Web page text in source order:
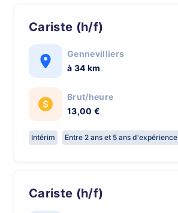
Cariste (h/f)
Gennevilliers
à 34 km
Brut/heure
13,00 €
Intérim Entre 2 ans et 5 ans d'expérience
Cariste (h/f)